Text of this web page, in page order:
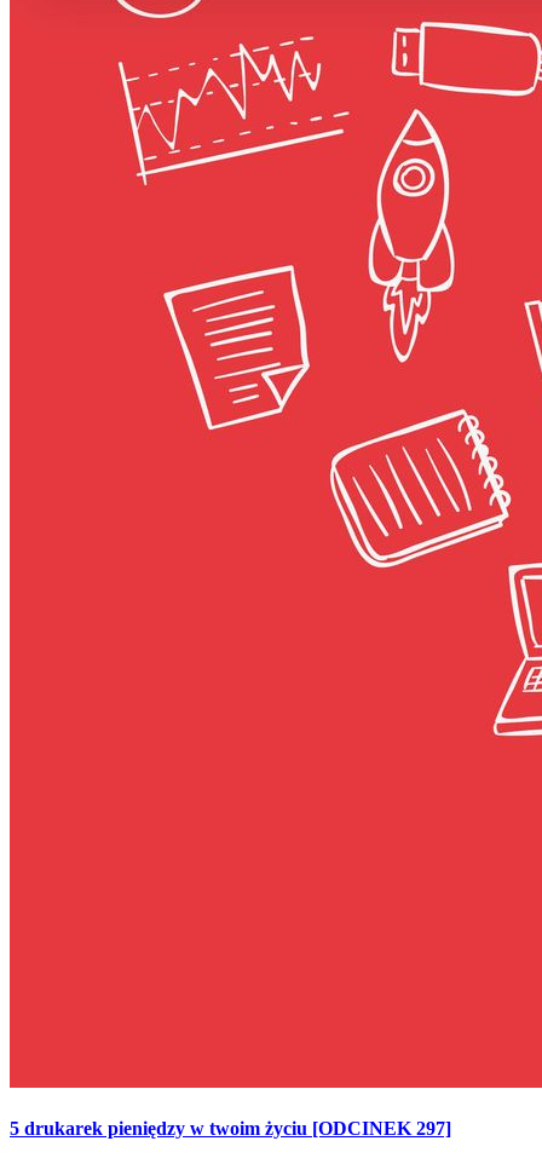
5 drukarek pieniędzy w twoim życiu [ODCINEK 297]